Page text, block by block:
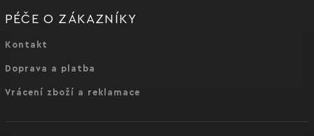
PÉČE O ZÁKAZNÍKY
Kontakt
Doprava a platba
Vrácení zboží a reklamace